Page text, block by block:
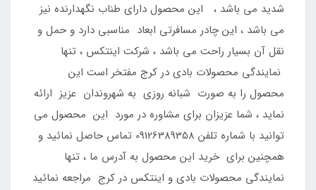
شدید می باشد ، این محصول دارای طناب نگهدارنده نیز
می باشد ، این چادر مسافرتی ابعاد مناسبی دارد و حمل و
نقل آن بسیار راحت می باشد ، شرکت اینتکس ، تنها
نمایندگی محصولات بادی در کرج مفتخر است این
محصول را به صورت شبانه روزی به شهروندان عزیز ارائه
نماید ، شما عزیزان برای مشاوره در مورد این محصول می
توانید با شماره تلفن 09126389358 تماس حاصل نمائید و
همچنین برای خرید این محصول به آدرس ما ، تنها
نمایندگی محصولات بادی و اینتکس در کرج مراجعه نمائید